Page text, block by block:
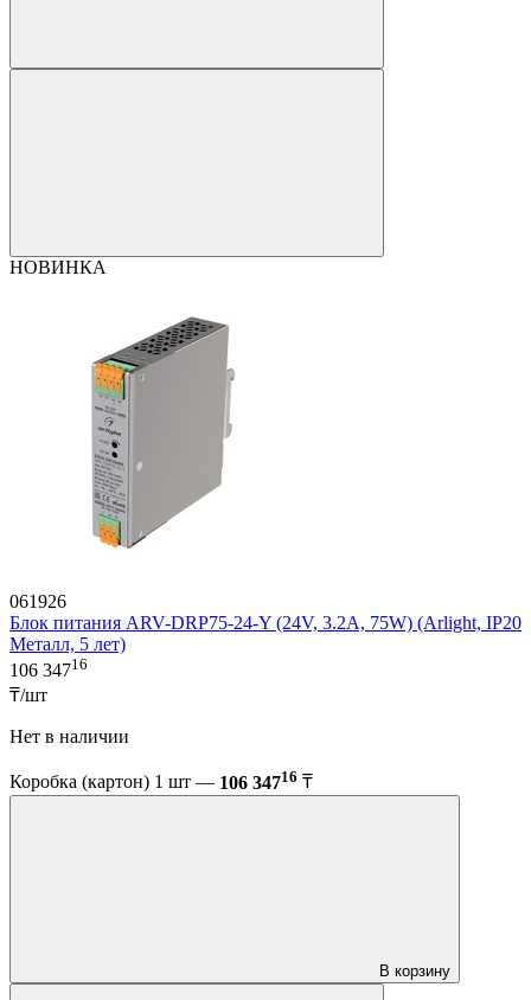
НОВИНКА
061926
Блок питания ARV-DRP75-24-Y (24V, 3.2A, 75W) (Arlight, IP20
Металл, 5 лет)
106 34716
₸/шт
Нет в наличии
Коробка (картон) 1 шт — 106 34716 ₸
В корзину